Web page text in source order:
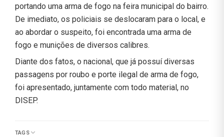
portando uma arma de fogo na feira municipal do bairro.
De imediato, os policiais se deslocaram para o local, e
ao abordar o suspeito, foi encontrada uma arma de
fogo e munições de diversos calibres.
Diante dos fatos, o nacional, que já possuí diversas
passagens por roubo e porte ilegal de arma de fogo,
foi apresentado, juntamente com todo material, no
DISEP.
TAGS